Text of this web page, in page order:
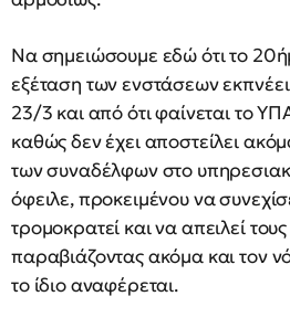
Να σημειώσουμε εδώ ότι το
εξέταση των ενστάσεων
23/3 και από ότι φαίνεται το
καθώς δεν έχει αποστείλει
των συναδέλφων στο
όφειλε, προκειμένου να
τρομοκρατεί και να απειλεί
παραβιάζοντας ακόμα και τον
το ίδιο αναφέρεται.